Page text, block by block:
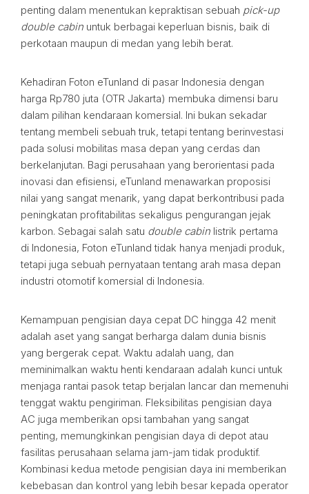
penting dalam menentukan kepraktisan sebuah pick-up
double cabin untuk berbagai keperluan bisnis, baik di
perkotaan maupun di medan yang lebih berat.
Kehadiran Foton eTunland di pasar Indonesia dengan
harga Rp780 juta (OTR Jakarta) membuka dimensi baru
dalam pilihan kendaraan komersial. Ini bukan sekadar
tentang membeli sebuah truk, tetapi tentang berinvestasi
pada solusi mobilitas masa depan yang cerdas dan
berkelanjutan. Bagi perusahaan yang berorientasi pada
inovasi dan efisiensi, eTunland menawarkan proposisi
nilai yang sangat menarik, yang dapat berkontribusi pada
peningkatan profitabilitas sekaligus pengurangan jejak
karbon. Sebagai salah satu double cabin listrik pertama
di Indonesia, Foton eTunland tidak hanya menjadi produk,
tetapi juga sebuah pernyataan tentang arah masa depan
industri otomotif komersial di Indonesia.
Kemampuan pengisian daya cepat DC hingga 42 menit
adalah aset yang sangat berharga dalam dunia bisnis
yang bergerak cepat. Waktu adalah uang, dan
meminimalkan waktu henti kendaraan adalah kunci untuk
menjaga rantai pasok tetap berjalan lancar dan memenuhi
tenggat waktu pengiriman. Fleksibilitas pengisian daya
AC juga memberikan opsi tambahan yang sangat
penting, memungkinkan pengisian daya di depot atau
fasilitas perusahaan selama jam-jam tidak produktif.
Kombinasi kedua metode pengisian daya ini memberikan
kebebasan dan kontrol yang lebih besar kepada operator